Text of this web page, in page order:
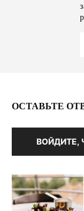
ОСТАВЬТЕ
ВОЙДИТЕ,